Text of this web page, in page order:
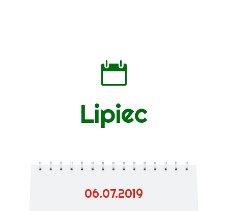

Lipiec
06.07.2019